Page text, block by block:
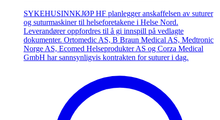
SYKEHUSINNKJØP HF planlegger anskaffelsen av suturer
og suturmaskiner til helseforetakene i Helse Nord.
Leverandører oppfordres til å gi innspill på vedlagte
dokumenter. Ortomedic AS, B Braun Medical AS, Medtronic
Norge AS, Ecomed Helseprodukter AS og Corza Medical
GmbH har sannsynligvis kontrakten for suturer i dag.